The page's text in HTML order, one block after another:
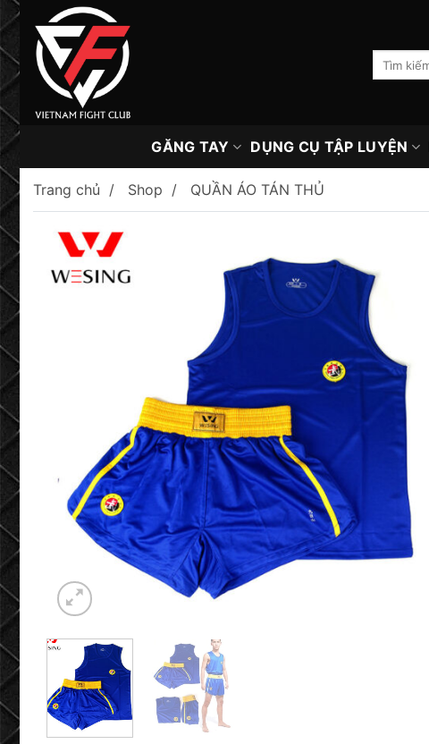
Skip
content
kiếm:
GĂNG TAY DỤNG CỤ TẬP LUYỆN
Trang chủ Shop
QUẦN ÁO TÁN THỦ